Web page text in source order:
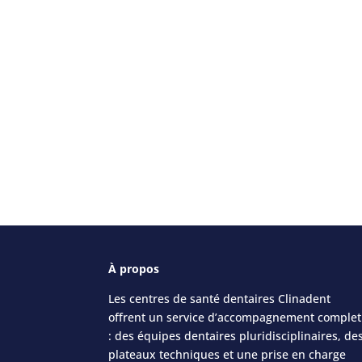
À propos
Les centres de santé dentaires Clinadent
offrent un service d’accompagnement complet
: des équipes dentaires pluridisciplinaires, des
plateaux techniques et une prise en charge